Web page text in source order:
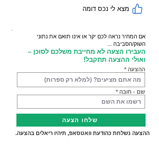
מצא לי נכס דומה
אם המחיר נראה לכם יקר או אינו תואם את נתוני
השוק/הסביבה ...
העבירו הצעה לא מחייבת משלכם לסוכן –
ואולי ההצעה תתקבל!
ההצעה
שם - חובה
שלחו הצעה
ההצעה נשלחת כהודעת וואטסאפ, תיהיו ריאלים בהצעה.